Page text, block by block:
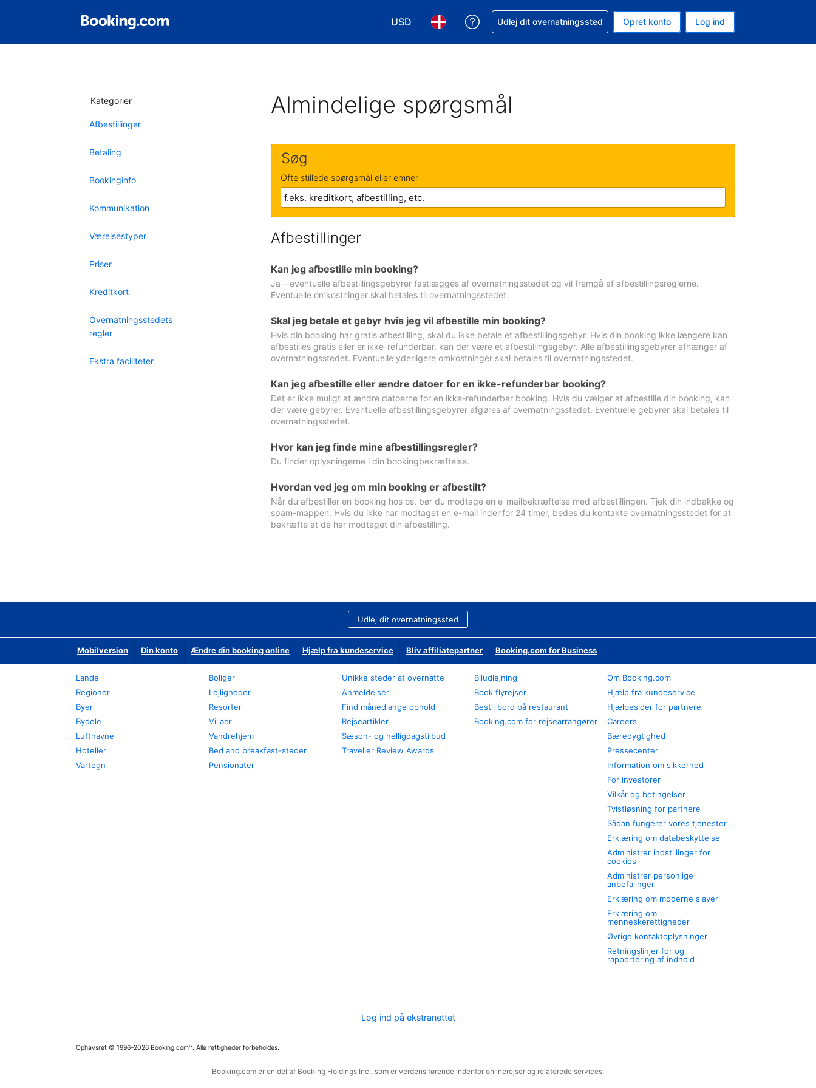
USD
Vælg valuta. Din nuværende valuta er Amerikanske dollar
Vælg sprog. Dit nuværende sprog er Dansk
Få hjælp til en booking
Udlej dit overnatningssted Opret konto Log ind
Kategorier
Afbestillinger
Betaling
Bookinginfo
Kommunikation
Værelsestyper
Priser
Kreditkort
Overnatningsstedets
regler
Ekstra faciliteter
Almindelige spørgsmål
Søg
Ofte stillede spørgsmål eller emner
Afbestillinger
Kan jeg afbestille min booking?
Ja – eventuelle afbestillingsgebyrer fastlægges af overnatningsstedet og vil fremgå af afbestillingsreglerne.
Eventuelle omkostninger skal betales til overnatningsstedet.
Skal jeg betale et gebyr hvis jeg vil afbestille min booking?
Hvis din booking har gratis afbestilling, skal du ikke betale et afbestillingsgebyr. Hvis din booking ikke længere kan
afbestilles gratis eller er ikke-refunderbar, kan der være et afbestillingsgebyr. Alle afbestillingsgebyrer afhænger af
overnatningsstedet. Eventuelle yderligere omkostninger skal betales til overnatningsstedet.
Kan jeg afbestille eller ændre datoer for en ikke-refunderbar booking?
Det er ikke muligt at ændre datoerne for en ikke-refunderbar booking. Hvis du vælger at afbestille din booking, kan
der være gebyrer. Eventuelle afbestillingsgebyrer afgøres af overnatningsstedet. Eventuelle gebyrer skal betales til
overnatningsstedet.
Hvor kan jeg finde mine afbestillingsregler?
Du finder oplysningerne i din bookingbekræftelse.
Hvordan ved jeg om min booking er afbestilt?
Når du afbestiller en booking hos os, bør du modtage en e-mailbekræftelse med afbestillingen. Tjek din indbakke og
spam-mappen. Hvis du ikke har modtaget en e-mail indenfor 24 timer, bedes du kontakte overnatningsstedet for at
bekræfte at de har modtaget din afbestilling.
Udlej dit overnatningssted
Mobilversion Din konto Ændre din booking online Hjælp fra kundeservice Bliv affiliatepartner Booking.com for Business
Lande
Regioner
Byer
Bydele
Lufthavne
Hoteller
Vartegn
Boliger
Lejligheder
Resorter
Villaer
Vandrehjem
Bed and breakfast-steder
Pensionater
Unikke steder at overnatte
Anmeldelser
Find månedlange ophold
Rejseartikler
Sæson- og helligdagstilbud
Traveller Review Awards
Biludlejning
Book flyrejser
Bestil bord på restaurant
Booking.com for rejsearrangører
Om Booking.com
Hjælp fra kundeservice
Hjælpesider for partnere
Careers
Bæredygtighed
Pressecenter
Information om sikkerhed
For investorer
Vilkår og betingelser
Tvistløsning for partnere
Sådan fungerer vores tjenester
Erklæring om databeskyttelse
Administrer indstillinger for
cookies
Administrer personlige
anbefalinger
Erklæring om moderne slaveri
Erklæring om
menneskerettigheder
Øvrige kontaktoplysninger
Retningslinjer for og
rapportering af indhold
Log ind på ekstranettet
Ophavsret © 1996–2026 Booking.com™. Alle rettigheder forbeholdes.
Booking.com er en del af Booking Holdings Inc., som er verdens førende indenfor onlinerejser og relaterede services.